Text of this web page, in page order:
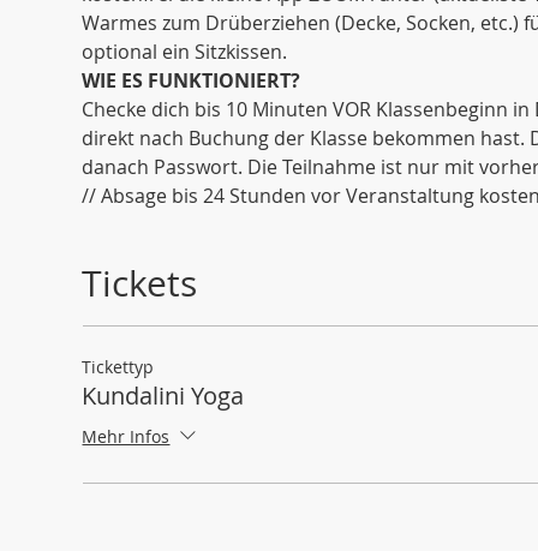
Warmes zum Drüberziehen (Decke, Socken,
optional ein Sitzkissen.
WIE ES FUNKTIONIERT?
Checke dich bis 10 Minuten VOR Klassenbeginn
direkt nach Buchung der Klasse bekommen
danach Passwort. Die Teilnahme ist nur mit
// Absage bis 24 Stunden vor Veranstaltung
Tickets
Tickettyp
Kundalini Yoga
Mehr Infos